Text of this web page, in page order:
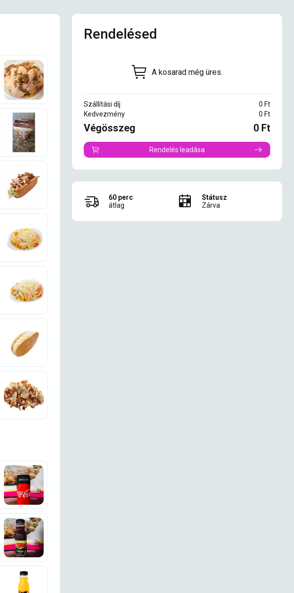
Rendelésed
A kosarad még üres.
Szállítási díj 0 Ft
Kedvezmény
0 Ft
Végösszeg 0 Ft
Rendelés leadása
60 perc
átlag
Státusz
Zárva